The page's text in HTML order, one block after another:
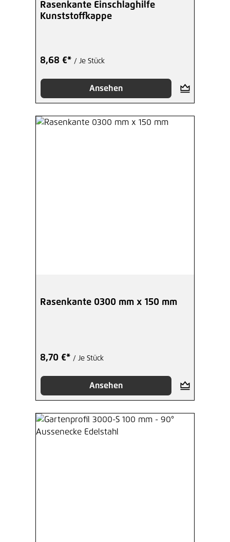
Rasenkante Einschlaghilfe
Kunststoffkappe
8,68 €* / Je Stück
Ansehen
Rasenkante 0300 mm x 150 mm
8,70 €* / Je Stück
Ansehen